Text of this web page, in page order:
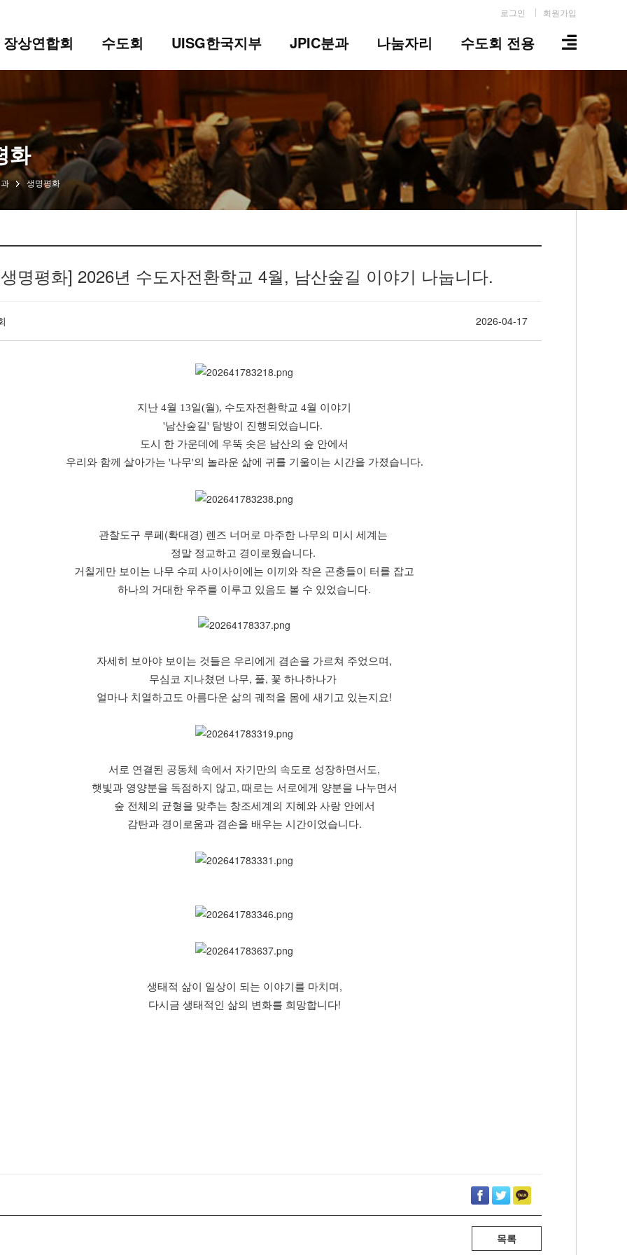
로그인 회원가입
장상연합회 수도회 UISG한국지부 JPIC분과 나눔자리 수도회 전용
화
생명평화
명평화] 2026년 수도자전환학교 4월, 남산숲길 이야기 나눕니다.
2026-04-17
지난 4월 13일(월), 수도자전환학교 4월 이야기
'남산숲길' 탐방이 진행되었습니다.
도시 한 가운데에 우뚝 솟은 남산의 숲 안에서
우리와 함께 살아가는 '나무'의 놀라운 삶에 귀를 기울이는 시간을 가졌습니다.
관찰도구 루페(확대경) 렌즈 너머로 마주한 나무의 미시 세계는
정말 정교하고 경이로웠습니다.
거칠게만 보이는 나무 수피 사이사이에는 이끼와 작은 곤충들이 터를 잡고
하나의 거대한 우주를 이루고 있음도 볼 수 있었습니다.
자세히 보아야 보이는 것들은 우리에게 겸손을 가르쳐 주었으며,
무심코 지나쳤던 나무, 풀, 꽃 하나하나가
얼마나 치열하고도 아름다운 삶의 궤적을 몸에 새기고 있는지요!
서로 연결된 공동체 속에서 자기만의 속도로 성장하면서도,
햇빛과 영양분을 독점하지 않고, 때로는 서로에게 양분을 나누면서
숲 전체의 균형을 맞추는 창조세계의 지혜와 사랑 안에서
감탄과 경이로움과 겸손을 배우는 시간이었습니다.
생태적 삶이 일상이 되는 이야기를 마치며,
다시금 생태적인 삶의 변화를 희망합니다!
목록